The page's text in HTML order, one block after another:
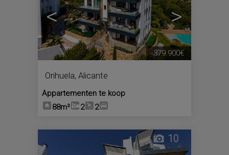
< >
Orihuela, Alicante
Appartementen te koop
88m²
2 2
379.900€
10